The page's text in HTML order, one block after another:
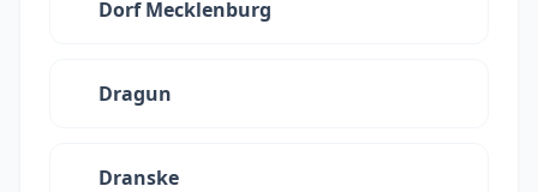
Dorf Mecklenburg
Dragun
Dranske